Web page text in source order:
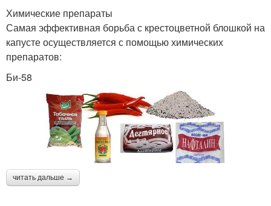
Химические препараты
Самая эффективная борьба с крестоцветной блошкой на
капусте осуществляется с помощью химических
препаратов:
Би-58
читать дальше →